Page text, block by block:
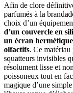
Afin de clore
parfumés à la
choix d’un
d’un couvercle en
un écran
olfactifs. Ce
squatteurs invisibles
résolument lisse et
poissoneux tout en
magique d’une